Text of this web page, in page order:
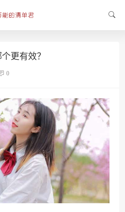
更有效？
0